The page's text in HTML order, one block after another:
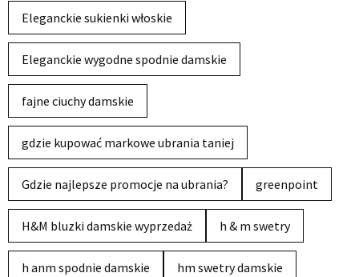
Eleganckie sukienki włoskie
Eleganckie wygodne spodnie damskie
fajne ciuchy damskie
gdzie kupować markowe ubrania taniej
Gdzie najlepsze promocje na ubrania? greenpoint
H&M bluzki damskie wyprzedaż h & m swetry
h anm spodnie damskie hm swetry damskie